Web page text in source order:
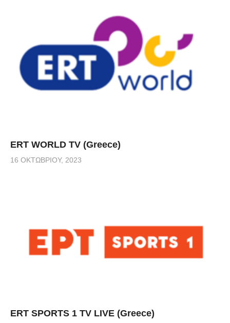
ERT WORLD TV (Greece)
16 ΟΚΤΩΒΡΊΟΥ, 2023
ERT SPORTS 1 TV LIVE (Greece)